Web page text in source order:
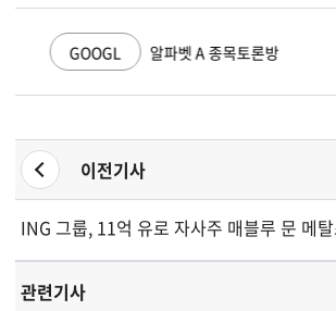
GOOGL 알파벳 A 종목토론방
이전기사
ING 그룹, 11억 유로 자사주 매입 완료하
블루 문 메
관련기사